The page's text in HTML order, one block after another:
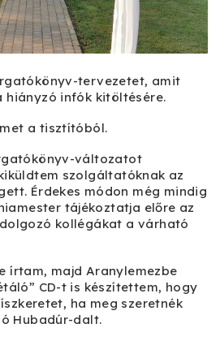
tervezetet, amit
hiányzó infók kitöltésére.
a tisztítóból.
változatot
szolgáltatóknak az
Érdekes módon még mindig
tájékoztatja előre az
kollégákat a várható
írtam, majd Aranylemezbe
CD-t is készítettem, hogy
ha meg szeretnék
Hubadúr-dalt.